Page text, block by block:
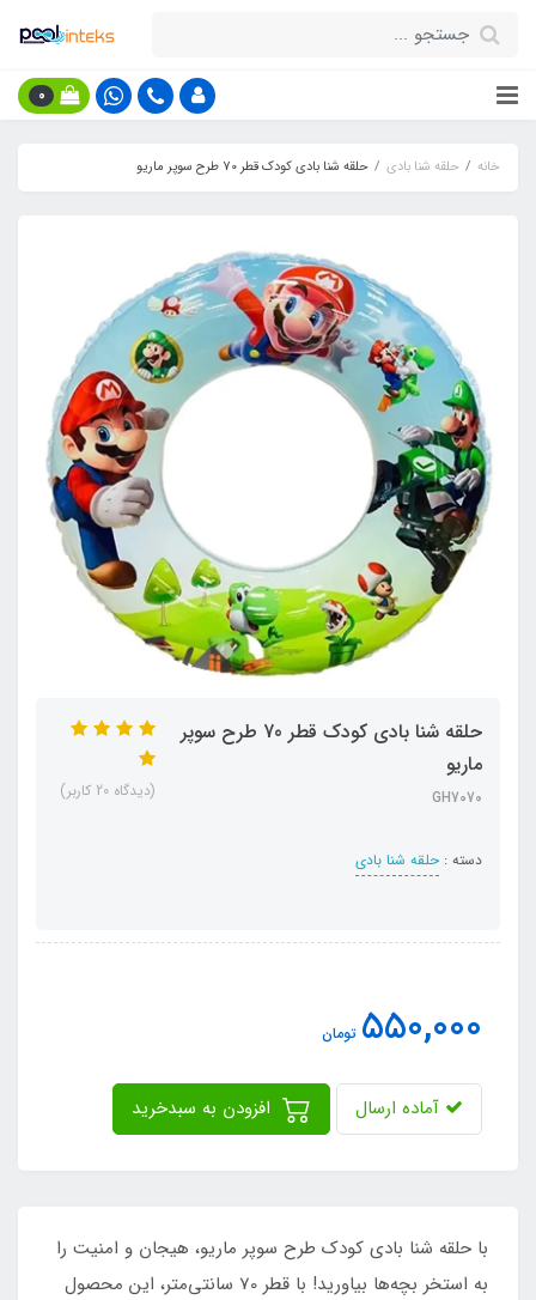
0
خانه حلقه شنا بادی حلقه شنا بادی کودک قطر 70 طرح سوپر ماریو
حلقه شنا بادی کودک قطر 70 طرح سوپر
ماریو
GH7070
دسته : حلقه شنا بادی
(دیدگاه 20 کاربر)
550,000 تومان
آماده ارسال
با حلقه شنا بادی کودک طرح سوپر ماریو، هیجان و امنیت را
به استخر بچه‌ها بیاورید! با قطر 70 سانتی‌متر، این محصول